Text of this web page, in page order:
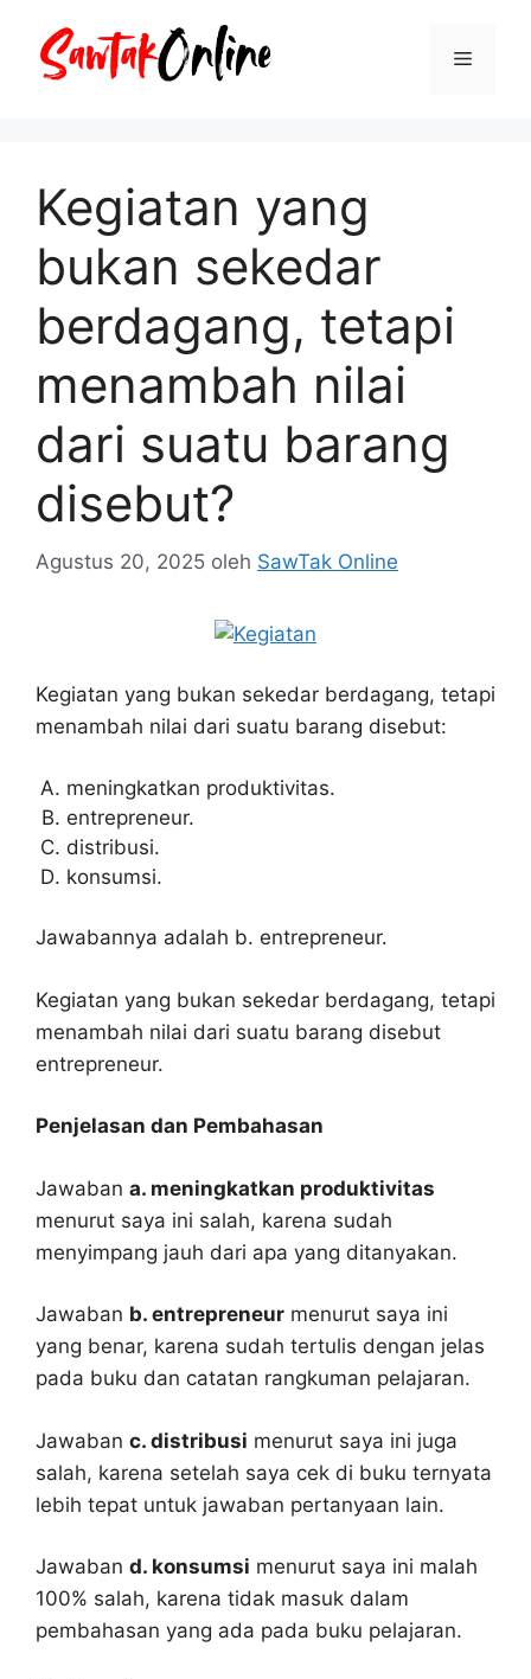
Menu
Kegiatan yang
bukan sekedar
berdagang, tetapi
menambah nilai
dari suatu barang
disebut?
Agustus 20, 2025 oleh SawTak Online
Kegiatan yang bukan sekedar berdagang, tetapi
menambah nilai dari suatu barang disebut:
meningkatkan produktivitas.
entrepreneur.
distribusi.
konsumsi.
Jawabannya adalah b. entrepreneur.
Kegiatan yang bukan sekedar berdagang, tetapi
menambah nilai dari suatu barang disebut
entrepreneur.
Penjelasan dan Pembahasan
Jawaban a. meningkatkan produktivitas
menurut saya ini salah, karena sudah
menyimpang jauh dari apa yang ditanyakan.
Jawaban b. entrepreneur menurut saya ini
yang benar, karena sudah tertulis dengan jelas
pada buku dan catatan rangkuman pelajaran.
Jawaban c. distribusi menurut saya ini juga
salah, karena setelah saya cek di buku ternyata
lebih tepat untuk jawaban pertanyaan lain.
Jawaban d. konsumsi menurut saya ini malah
100% salah, karena tidak masuk dalam
pembahasan yang ada pada buku pelajaran.